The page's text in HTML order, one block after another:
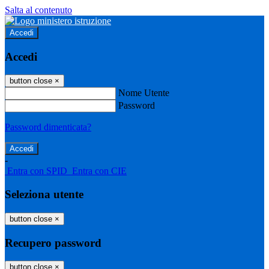
Salta al contenuto
Accedi
Accedi
button close ×
Nome Utente
Password
Password dimenticata?
-
Entra con SPID Entra con CIE
Seleziona utente
button close ×
Recupero password
button close ×